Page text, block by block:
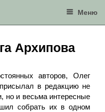
Меню
Архипова
авторов, Олег
в редакцию не
но и весьма интересные
собрать их в одном